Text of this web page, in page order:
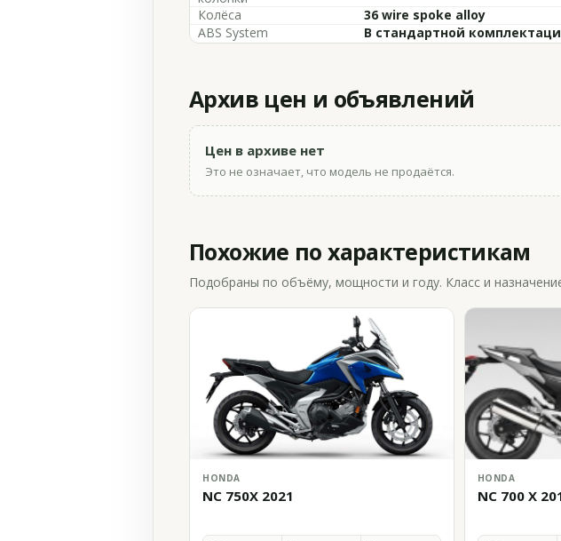
Колёса
36 wire spoke alloy
ABS System
В стандартной
Архив цен и объявлений
Цен в архиве нет
Это не означает, что модель не продаётся.
Похожие по характеристикам
Подобраны по объёму, мощности и году. Класс и
HONDA
NC 750X 2021
HONDA
NC 700 X